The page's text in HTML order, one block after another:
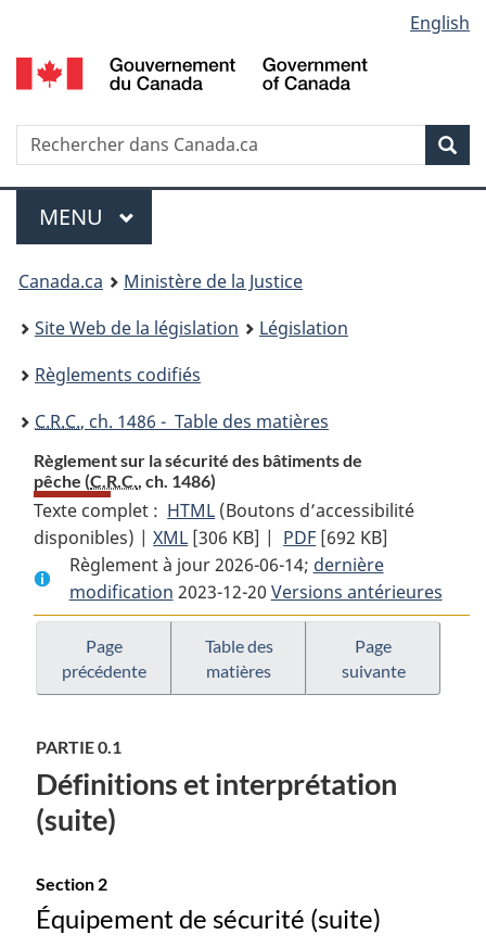
au
contenu
propos
de
la
HTML
simplifiée
selection
English
Recherche
Menu
MENU PRINCIPAL
You
are
here:
Canada.ca
Ministère de la Justice
Site Web de la législation
Législation
Règlements codifiés
C.R.C., ch. 1486 - Table des matières
Règlement sur la sécurité des bâtiments de
pêche (C.R.C., ch. 1486)
Texte complet : HTML Texte
complet
:
Règlement
sur
la
sécurité
des
pêche
(Boutons d’accessibilité
disponibles) |XML Texte
complet
:
Règlement
sur
sécurité
de
[306 KB] | PDF Texte
complet
:
Règlement
sécurité
de
[692 KB]
Règlement à jour 2026-06-14; dernière
modification 2023-12-20 Versions antérieures
Page
précédente
Table des
matières
Page
suivante
PARTIE 0.1
Définitions et interprétation
(suite)
Section 2
Équipement de sécurité (suite)